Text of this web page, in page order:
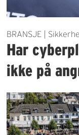
BRANSJE |
Har
ikke på